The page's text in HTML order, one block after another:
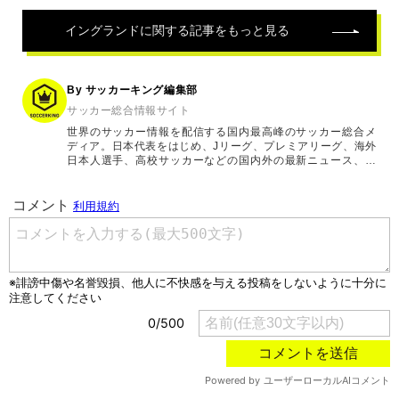
イングランドに関する記事をもっと見る
By サッカーキング編集部
サッカー総合情報サイト
世界のサッカー情報を配信する国内最高峰のサッカー総合メ
ディア。日本代表をはじめ、Jリーグ、プレミアリーグ、海外
日本人選手、高校サッカーなどの国内外の最新ニュース、コ
ます。「X」「Instagram」「YouTube」「TikTok」など、
各種SNSサービスも充実したコンテンツを発信中。